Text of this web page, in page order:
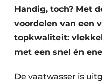
Handig, toch? Met
voordelen van een
topkwaliteit:
met een snel én
De vaatwasser is